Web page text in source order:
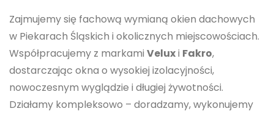
Zajmujemy się fachową wymianą okien dachowych
w Piekarach Śląskich i okolicznych miejscowościach.
Współpracujemy z markami Veluxi Fakro,
dostarczając okna o wysokiej izolacyjności,
nowoczesnym wyglądzie i długiej żywotności.
Działamy kompleksowo – doradzamy, wykonujemy